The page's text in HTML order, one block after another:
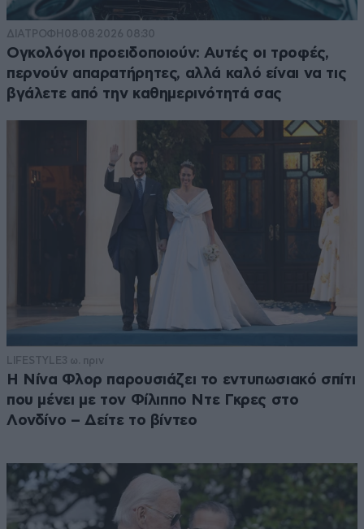
ΔΙΑΤΡΟΦΗ 08·08·2026 08:30
Ογκολόγοι προειδοποιούν: Αυτές οι τροφές,
περνούν απαρατήρητες, αλλά καλό είναι να τις
βγάλετε από την καθημερινότητά σας
LIFESTYLE3 ω. πριν
Η Νίνα Φλορ παρουσιάζει το εντυπωσιακό σπίτι
που μένει με τον Φίλιππο Ντε Γκρες στο
Λονδίνο – Δείτε το βίντεο